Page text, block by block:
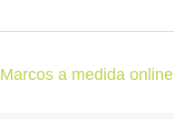
Marcos a medida online